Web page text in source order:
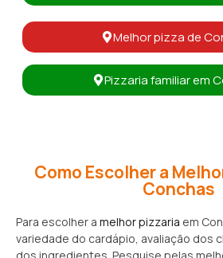
Melhor pizza de
Pizzaria familiar em
Como Escolher a
Conchas
Para escolher a melhor pizzaria em
variedade do cardápio, avaliação dos